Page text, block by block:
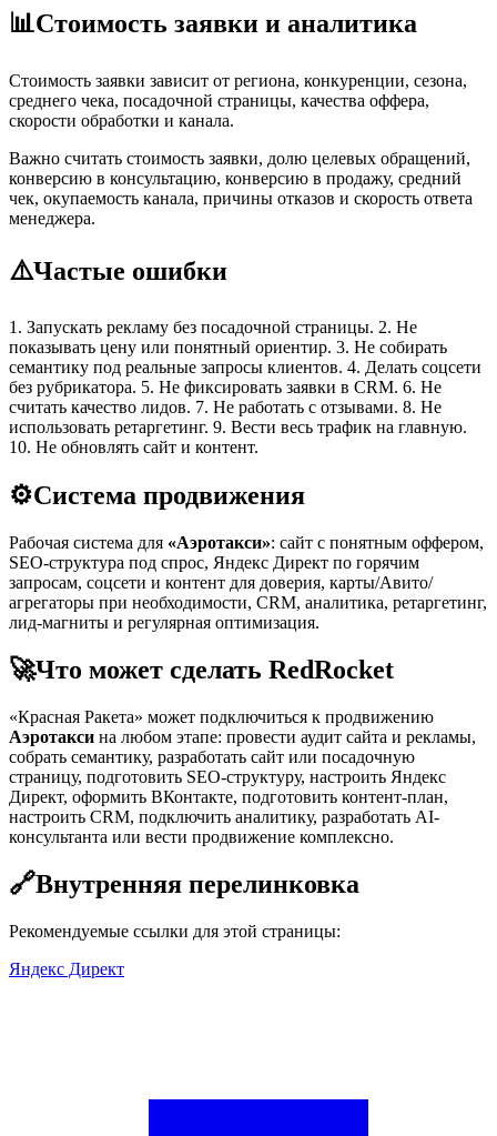
📊Стоимость заявки и аналитика
Стоимость заявки зависит от региона, конкуренции, сезона,
среднего чека, посадочной страницы, качества оффера,
скорости обработки и канала.
Важно считать стоимость заявки, долю целевых обращений,
конверсию в консультацию, конверсию в продажу, средний
чек, окупаемость канала, причины отказов и скорость ответа
менеджера.
⚠️Частые ошибки
1. Запускать рекламу без посадочной страницы. 2. Не
показывать цену или понятный ориентир. 3. Не собирать
семантику под реальные запросы клиентов. 4. Делать соцсети
без рубрикатора. 5. Не фиксировать заявки в CRM. 6. Не
считать качество лидов. 7. Не работать с отзывами. 8. Не
использовать ретаргетинг. 9. Вести весь трафик на главную.
10. Не обновлять сайт и контент.
⚙️Система продвижения
Рабочая система для «Аэротакси»: сайт с понятным оффером,
SEO-структура под спрос, Яндекс Директ по горячим
запросам, соцсети и контент для доверия, карты/Авито/
агрегаторы при необходимости, CRM, аналитика, ретаргетинг,
лид-магниты и регулярная оптимизация.
🚀Что может сделать RedRocket
«Красная Ракета» может подключиться к продвижению
Аэротакси на любом этапе: провести аудит сайта и рекламы,
собрать семантику, разработать сайт или посадочную
страницу, подготовить SEO-структуру, настроить Яндекс
Директ, оформить ВКонтакте, подготовить контент-план,
настроить CRM, подключить аналитику, разработать AI-
консультанта или вести продвижение комплексно.
🔗Внутренняя перелинковка
Рекомендуемые ссылки для этой страницы:
Яндекс Директ